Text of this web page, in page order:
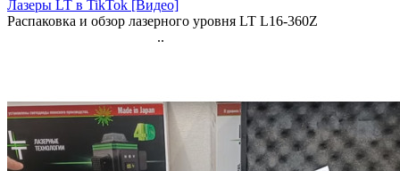
Лазеры LT в TikTok [Видео]
Распаковка и обзор лазерного уровня LT L16-360Z
..